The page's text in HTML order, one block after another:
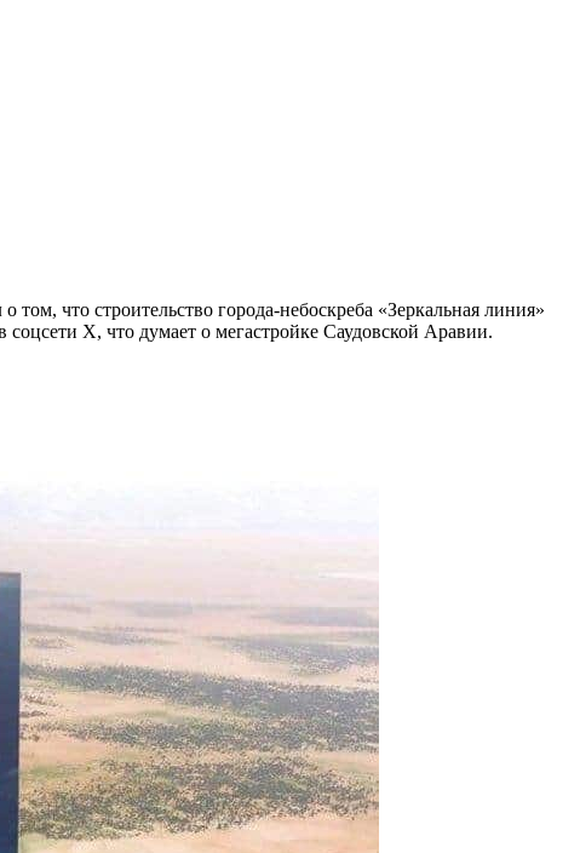
что строительство города-небоскреба «Зеркальная линия»
Х, что думает о мегастройке Саудовской Аравии.